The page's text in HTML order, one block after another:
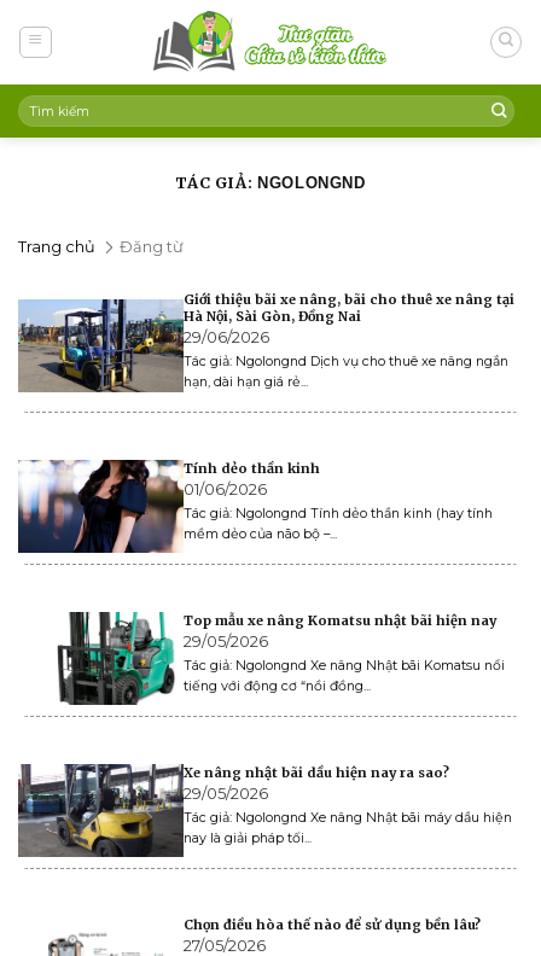
content
TÁC GIẢ: NGOLONGND
Trang chủ Đăng từ
Giới thiệu bãi xe nâng, bãi cho thuê xe nâng tại
Hà Nội, Sài Gòn, Đồng Nai
29/06/2026
Tác giả: Ngolongnd Dịch vụ cho thuê xe nâng ngắn
hạn, dài hạn giá rẻ...
Tính dẻo thần kinh
01/06/2026
Tác giả: Ngolongnd Tính dẻo thần kinh (hay tính
mềm dẻo của não bộ –...
Top mẫu xe nâng Komatsu nhật bãi hiện nay
29/05/2026
Tác giả: Ngolongnd Xe nâng Nhật bãi Komatsu nổi
tiếng với động cơ “nồi đồng...
Xe nâng nhật bãi dầu hiện nay ra sao?
29/05/2026
Tác giả: Ngolongnd Xe nâng Nhật bãi máy dầu hiện
nay là giải pháp tối...
Chọn điều hòa thế nào để sử dụng bền lâu?
27/05/2026